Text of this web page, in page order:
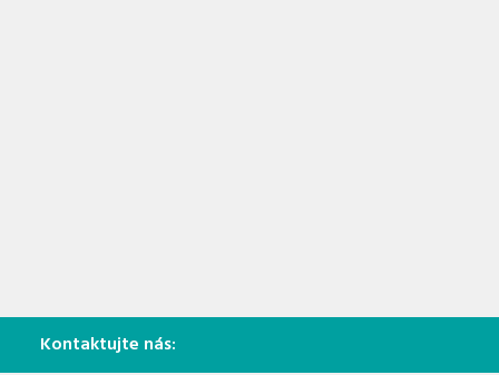
Kontaktujte nás: